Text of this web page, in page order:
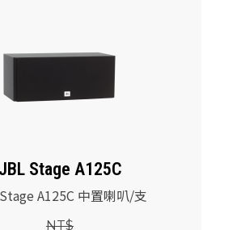
JBL Stage A125C
A125C 中置喇叭/支
NT$